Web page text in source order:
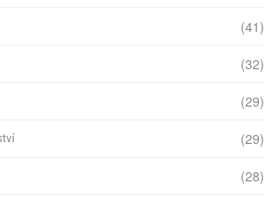
(41)
(32)
(29)
(29)
(28)